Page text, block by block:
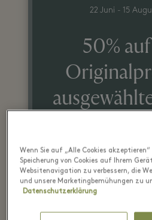
22 Juni - 15
50%
Wenn Sie auf „Alle Cookies
Speicherung von Cookies auf Ihrem
Websitenavigation zu verbessern, die
und unsere Marketingbemühungen zu
Datenschutzerklärung